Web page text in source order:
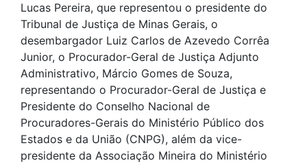
Lucas Pereira, que representou o presidente do
Tribunal de Justiça de Minas Gerais, o
desembargador Luiz Carlos de Azevedo Corrêa
Junior, o Procurador-Geral de Justiça Adjunto
Administrativo, Márcio Gomes de Souza,
representando o Procurador-Geral de Justiça e
Presidente do Conselho Nacional de
Procuradores-Gerais do Ministério Público dos
Estados e da União (CNPG), além da vice-
presidente da Associação Mineira do Ministério